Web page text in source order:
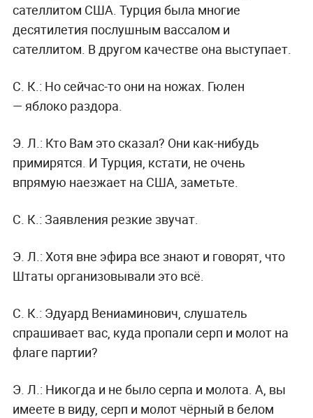
сателлитом США. Турция была многие
десятилетия послушным вассалом и
сателлитом. В другом качестве она выступает.
С. К.: Но сейчас-то они на ножах. Гюлен
— яблоко раздора.
Э. Л.: Кто Вам это сказал? Они как-нибудь
примирятся. И Турция, кстати, не очень
впрямую наезжает на США, заметьте.
С. К.: Заявления резкие звучат.
Э. Л.: Хотя вне эфира все знают и говорят, что
Штаты организовывали это всё.
С. К.: Эдуард Вениаминович, слушатель
спрашивает вас, куда пропали серп и молот на
флаге партии?
Э. Л.: Никогда и не было серпа и молота. А, вы
имеете в виду, серп и молот чёрный в белом